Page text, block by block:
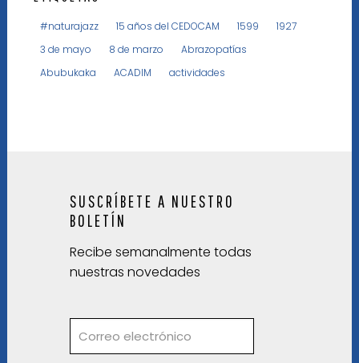
#naturajazz 15 años del CEDOCAM 1599
1927
3 de mayo
8 de marzo
Abrazopatías
Abubukaka
ACADIM actividades
SUSCRÍBETE A NUESTRO
BOLETÍN
Recibe semanalmente todas
nuestras novedades